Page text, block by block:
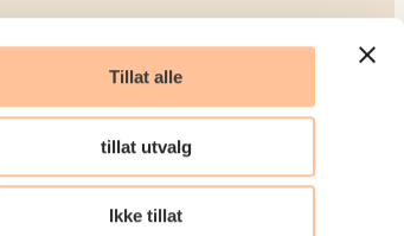
Tillat alle
tillat utvalg
Ikke tillat
medier